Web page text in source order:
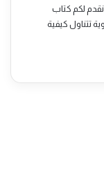
لكم كتاب
تتناول كيفية